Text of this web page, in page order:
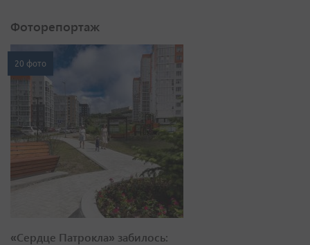
Фоторепортаж
20 фото
«Сердце Патрокла» забилось: